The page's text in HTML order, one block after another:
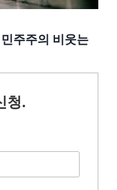
주주의 비웃는
청.